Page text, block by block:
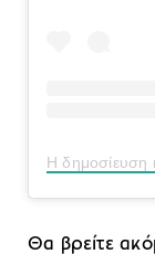
Θα βρείτε